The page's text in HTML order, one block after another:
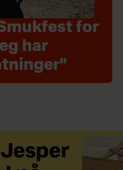
for
har